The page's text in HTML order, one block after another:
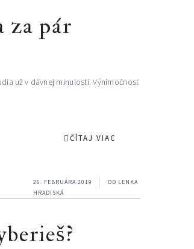
za pár
už v dávnej minulosti. Výnimočnosť
ČÍTAJ VIAC
26. FEBRUÁRA 2019 OD LENKA
HRADISKÁ